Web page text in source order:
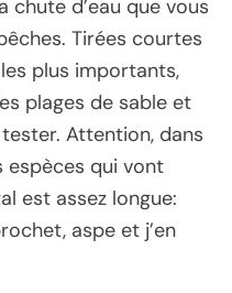
chute d’eau que vous
Tirées courtes
plus importants,
plages de sable et
Attention, dans
espèces qui vont
est assez longue:
aspe et j’en